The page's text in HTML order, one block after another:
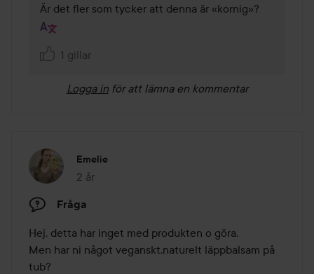
Är det fler som tycker att denna är «kornig»?
1 gillar
Logga in för att lämna en kommentar
Emelie
2 år
Inlägget skapades 2 år
Fråga
Hej, detta har inget med produkten o göra.
Men har ni något veganskt,naturelt läppbalsam på
tub?